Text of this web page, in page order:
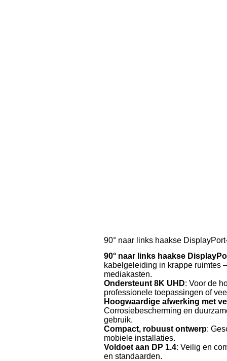
90° naar links haakse
90° naar links haakse
kabelgeleiding in krappe ruimtes
mediakasten.
Ondersteunt 8K UHD: Voor de
professionele toepassingen of
Hoogwaardige afwerking met
Corrosiebescherming en
gebruik.
Compact, robuust ontwerp:
mobiele installaties.
Voldoet aan DP 1.4: Veilig en
en standaarden.